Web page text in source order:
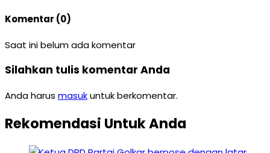
Komentar (0)
Saat ini belum ada komentar
Silahkan tulis komentar Anda
Anda harus masukuntuk berkomentar.
Rekomendasi Untuk Anda